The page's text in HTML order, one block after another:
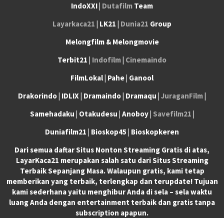
IndoXXI | Dutafilm Team
Layarkaca21 | LK21 | Dunia21 Group
Melongfilm & Melongmovie
Terbit21 | Indofilm| Cinemaindo
FilmLokal | Pahe | Ganool
Drakorindo | IDLIX | Dramaindo | Dramaqu | JuraganFilm|
Samehadaku | Otakudesu | Anoboy | Savefilm21 |
Duniafilm21 | Bioskop45 | Bioskopkeren
Dari semua daftar Situs Nonton Streaming Gratis di atas,
LayarKaca21 merupakan salah satu dari Situs Streaming
Terbaik Sepanjang Masa. Walaupun gratis, kami tetap
memberikan yang terbaik, terlengkap dan terupdate! Tujuan
kami sederhana yaitu menghibur Anda di sela – sela waktu
luang Anda dengan entertainment terbaik dan gratis tanpa
subscription apapun.